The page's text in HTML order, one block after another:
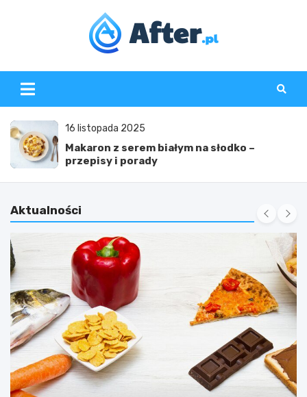
www.after.pl
16 listopada 2025
Makaron z serem białym na słodko –
przepisy i porady
Aktualności